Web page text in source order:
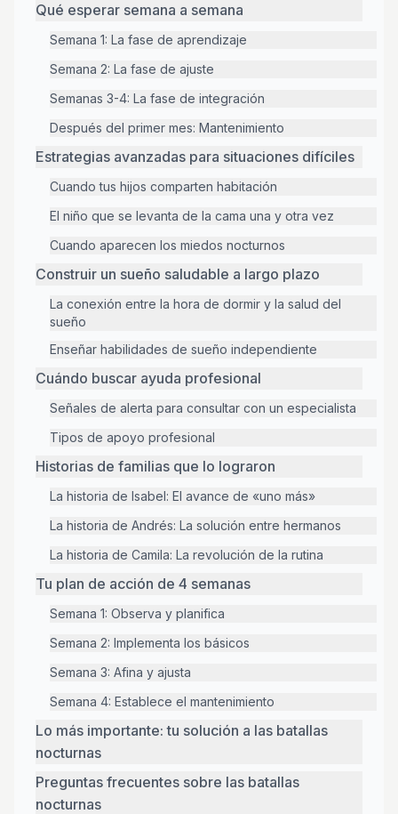
Qué esperar semana a semana
Semana 1: La fase de aprendizaje
Semana 2: La fase de ajuste
Semanas 3-4: La fase de integración
Después del primer mes: Mantenimiento
Estrategias avanzadas para situaciones difíciles
Cuando tus hijos comparten habitación
El niño que se levanta de la cama una y otra vez
Cuando aparecen los miedos nocturnos
Construir un sueño saludable a largo plazo
La conexión entre la hora de dormir y la salud del
sueño
Enseñar habilidades de sueño independiente
Cuándo buscar ayuda profesional
Señales de alerta para consultar con un especialista
Tipos de apoyo profesional
Historias de familias que lo lograron
La historia de Isabel: El avance de «uno más»
La historia de Andrés: La solución entre hermanos
La historia de Camila: La revolución de la rutina
Tu plan de acción de 4 semanas
Semana 1: Observa y planifica
Semana 2: Implementa los básicos
Semana 3: Afina y ajusta
Semana 4: Establece el mantenimiento
Lo más importante: tu solución a las batallas
nocturnas
Preguntas frecuentes sobre las batallas
nocturnas